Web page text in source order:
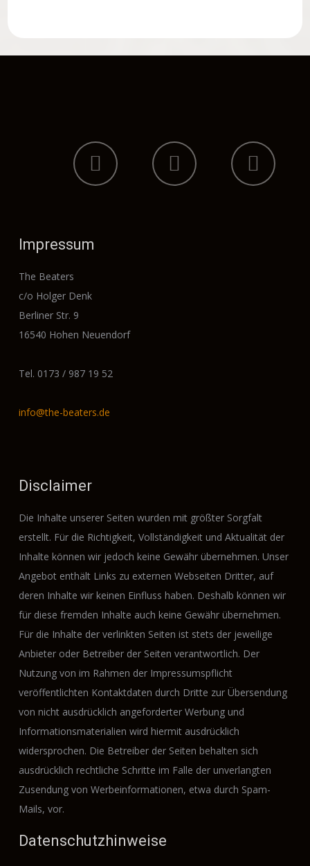
Impressum
The Beaters
c/o Holger Denk
Berliner Str. 9
16540 Hohen Neuendorf
Tel. 0173 / 987 19 52
info@the-beaters.de
Disclaimer
Die Inhalte unserer Seiten wurden mit größter Sorgfalt
erstellt. Für die Richtigkeit, Vollständigkeit und Aktualität der
Inhalte können wir jedoch keine Gewähr übernehmen. Unser
Angebot enthält Links zu externen Webseiten Dritter, auf
deren Inhalte wir keinen Einfluss haben. Deshalb können wir
für diese fremden Inhalte auch keine Gewähr übernehmen.
Für die Inhalte der verlinkten Seiten ist stets der jeweilige
Anbieter oder Betreiber der Seiten verantwortlich. Der
Nutzung von im Rahmen der Impressumspflicht
veröffentlichten Kontaktdaten durch Dritte zur Übersendung
von nicht ausdrücklich angeforderter Werbung und
Informationsmaterialien wird hiermit ausdrücklich
widersprochen. Die Betreiber der Seiten behalten sich
ausdrücklich rechtliche Schritte im Falle der unverlangten
Zusendung von Werbeinformationen, etwa durch Spam-
Mails, vor.
Datenschutzhinweise